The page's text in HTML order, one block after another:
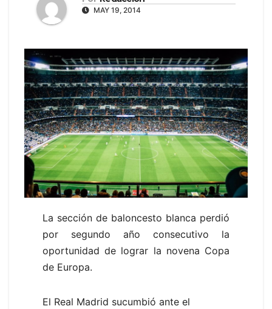
MAY 19, 2014
La sección de baloncesto blanca perdió
por segundo año consecutivo la
oportunidad de lograr la novena Copa
de Europa.
El Real Madrid sucumbió ante el